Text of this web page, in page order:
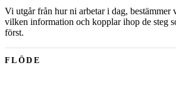
Vi utgår från hur ni arbetar i dag, bestämmer
vilken information och kopplar ihop de steg
först.
FLÖDE